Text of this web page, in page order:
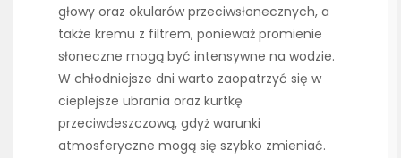
głowy oraz okularów przeciwsłonecznych, a
także kremu z filtrem, ponieważ promienie
słoneczne mogą być intensywne na wodzie.
W chłodniejsze dni warto zaopatrzyć się w
cieplejsze ubrania oraz kurtkę
przeciwdeszczową, gdyż warunki
atmosferyczne mogą się szybko zmieniać.